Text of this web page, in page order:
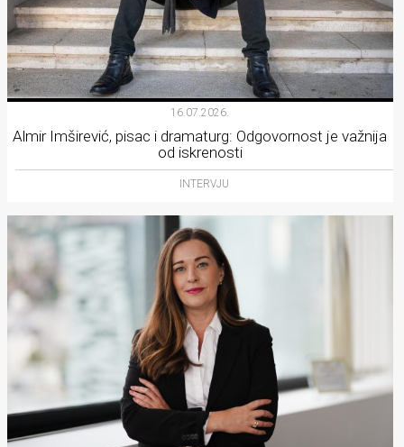
16.07.2026.
Almir Imširević, pisac i dramaturg: Odgovornost je važnija
od iskrenosti
INTERVJU